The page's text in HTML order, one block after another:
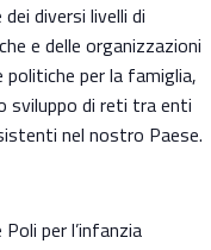
diversi livelli di
e delle organizzazioni
per la famiglia,
sviluppo di reti tra enti
nel nostro Paese.
per l’infanzia